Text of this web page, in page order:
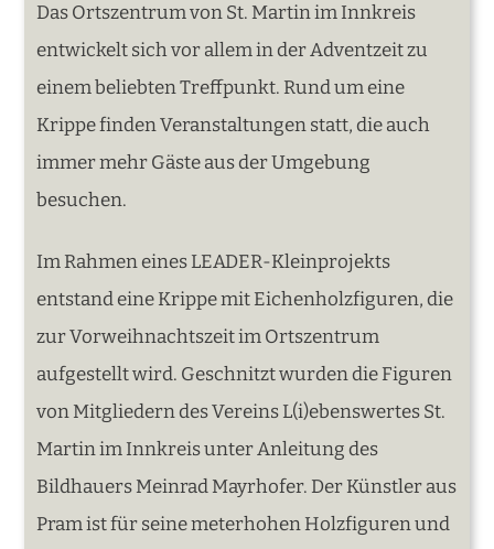
Das Ortszentrum von St. Martin im Innkreis
entwickelt sich vor allem in der Adventzeit zu
einem beliebten Treffpunkt. Rund um eine
Krippe finden Veranstaltungen statt, die auch
immer mehr Gäste aus der Umgebung
besuchen.
Im Rahmen eines LEADER-Kleinprojekts
entstand eine Krippe mit Eichenholzfiguren, die
zur Vorweihnachtszeit im Ortszentrum
aufgestellt wird. Geschnitzt wurden die Figuren
von Mitgliedern des Vereins L(i)ebenswertes St.
Martin im Innkreis unter Anleitung des
Bildhauers Meinrad Mayrhofer. Der Künstler aus
Pram ist für seine meterhohen Holzfiguren und